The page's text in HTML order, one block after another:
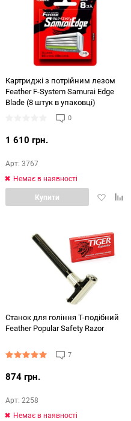
Картриджі з потрійним лезом
Feather F-System Samurai Edge
Blade (8 штук в упаковці)
0
1 610 грн.
Арт: 3767
Немає в наявності
Додати
Купити
Станок для гоління Т-подібний
Feather Popular Safety Razor
7
874 грн.
Арт: 2258
Немає в наявності